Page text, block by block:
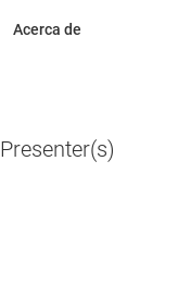
Presenter(s)